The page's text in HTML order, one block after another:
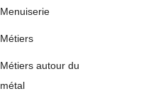
Menuiserie
Métiers
Métiers autour du
métal